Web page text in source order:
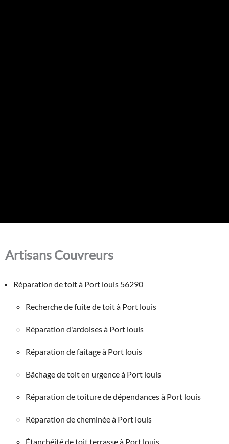
Artisans Couvreurs
Réparation de toit à Port louis 56290
Recherche de fuite de toit à Port louis
Réparation d'ardoises à Port louis
Réparation de faitage à Port louis
Bâchage de toit en urgence à Port louis
Réparation de toiture de dépendances à Port louis
Réparation de cheminée à Port louis
Étanchéité de toit terrasse à Port louis